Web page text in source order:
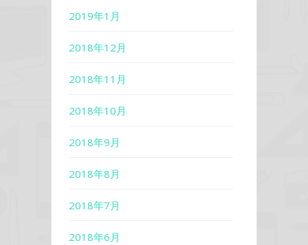
2019年1月
2018年12月
2018年11月
2018年10月
2018年9月
2018年8月
2018年7月
2018年6月